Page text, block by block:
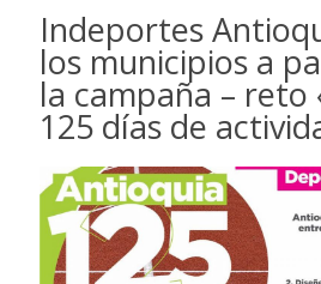
Indeportes
los municipios a
la campaña – reto
125 días de